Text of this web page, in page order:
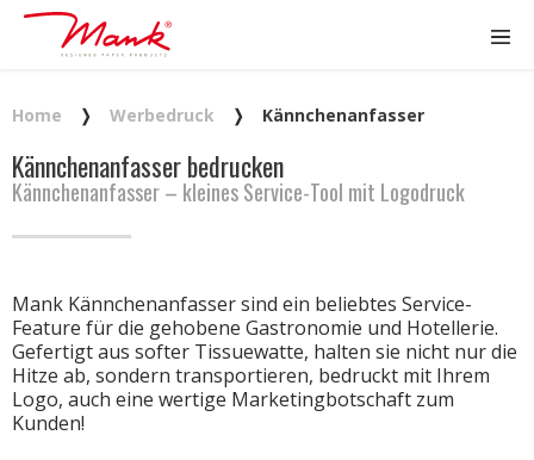
Home ❭ Werbedruck ❭ Kännchenanfasser
Kännchenanfasser bedrucken
Kännchenanfasser – kleines Service-Tool mit Logodruck
Mank Kännchenanfasser sind ein beliebtes Service-
Feature für die gehobene Gastronomie und Hotellerie.
Gefertigt aus softer Tissuewatte, halten sie nicht nur die
Hitze ab, sondern transportieren, bedruckt mit Ihrem
Logo, auch eine wertige Marketingbotschaft zum
Kunden!